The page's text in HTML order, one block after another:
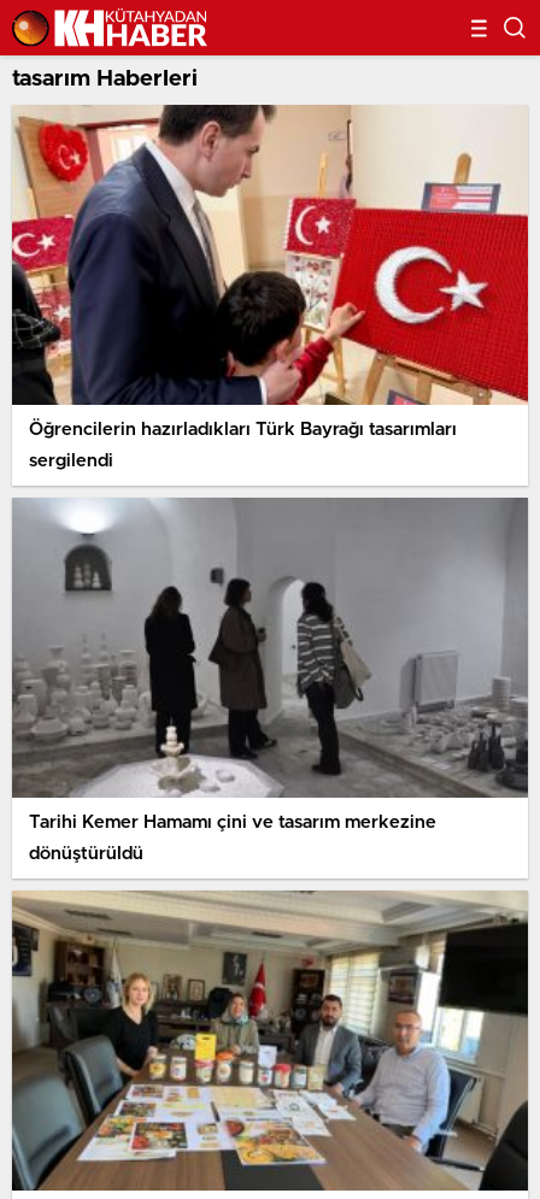
tasarım Haberleri
Öğrencilerin hazırladıkları Türk Bayrağı tasarımları
sergilendi
Tarihi Kemer Hamamı çini ve tasarım merkezine
dönüştürüldü